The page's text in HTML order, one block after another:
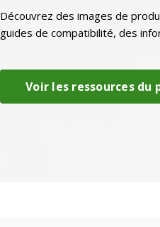
Découvrez des images de
guides de compatibilité, des
Voir les ressources du